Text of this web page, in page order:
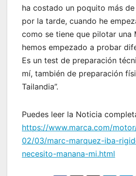
ha costado un poquito más
por la tarde, cuando he
como se tiene que pilotar una
hemos empezado a probar
Es un test de preparación
mí, también de preparación
Tailandia”.
Puedes leer la Noticia
https://www.marca.com/
02/03/marc-marquez-iba-
necesito-manana-mi.html